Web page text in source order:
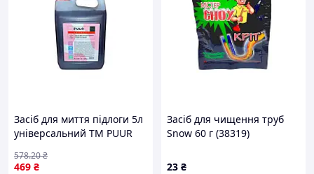
Засіб для миття підлоги 5л
універсальний ТМ PUUR
469 ₴
578.20₴
Засіб для чищення труб
Snow 60 г (38319)
23 ₴